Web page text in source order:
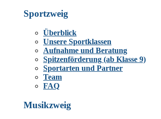
Sportzweig
Überblick
Unsere Sportklassen
Aufnahme und Beratung
Spitzenförderung (ab Klasse 9)
Sportarten und Partner
Team
FAQ
Musikzweig